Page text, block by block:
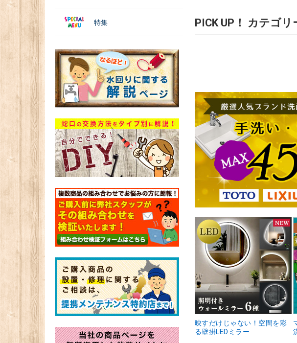
特集 PICK UP！ カテゴリ
映すだけじゃない！空間を彩
る壁掛LEDミラー